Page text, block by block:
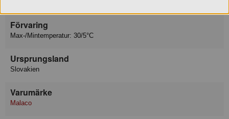
Förvaring
Max-/Mintemperatur: 30/5°C
Ursprungsland
Slovakien
Varumärke
Malaco